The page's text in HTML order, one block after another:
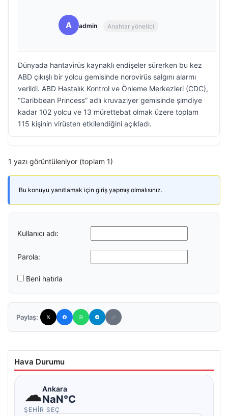
A admin Anahtar yönetici
Dünyada hantavirüs kaynaklı endişeler sürerken bu kez
ABD çıkışlı bir yolcu gemisinde norovirüs salgını alarmı
verildi. ABD Hastalık Kontrol ve Önleme Merkezleri (CDC),
“Caribbean Princess” adlı kruvaziyer gemisinde şimdiye
kadar 102 yolcu ve 13 mürettebat olmak üzere toplam
115 kişinin virüsten etkilendiğini açıkladı.
1 yazı görüntüleniyor (toplam 1)
Bu konuyu yanıtlamak için giriş yapmış olmalısınız.
Kullanıcı adı:
Parola:
Beni hatırla
Paylaş:
Hava Durumu
☁Ankara
NaN°C
ŞEHIR SEÇ